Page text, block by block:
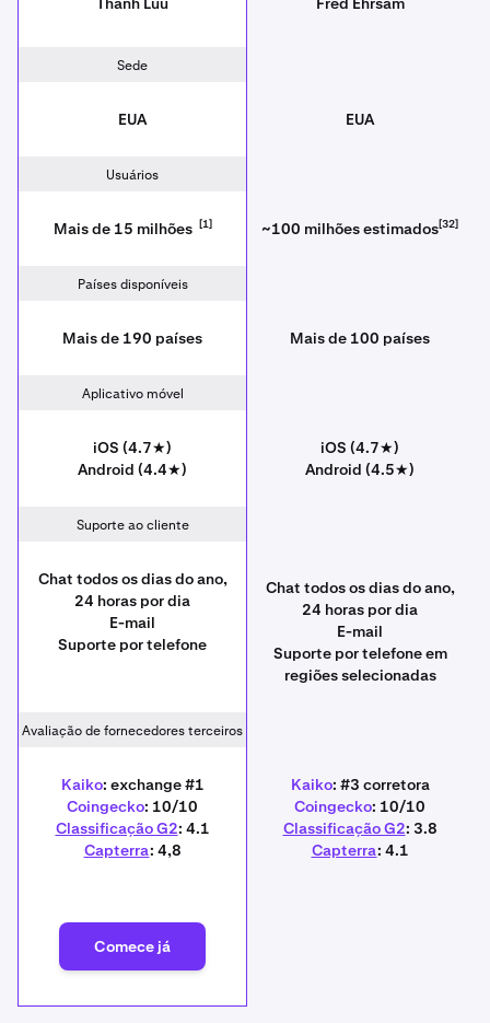
Sede
EUA EUA
Usuários
Mais de 15 milhões [1] ~100 milhões estimados[32]
Países disponíveis
Mais de 190 países Mais de 100 países
Aplicativo móvel
iOS (4.7★)
Android (4.4★)
iOS (4.7★)
Android (4.5★)
Suporte ao cliente
Chat todos os dias do ano,
24 horas por dia
E-mail
Suporte por telefone
Chat todos os dias do ano,
24 horas por dia
E-mail
Suporte por telefone em
regiões selecionadas
Avaliação de fornecedores terceiros
Kaiko: exchange #1
Coingecko: 10/10
Classificação G2: 4.1
Capterra: 4,8
Kaiko: #3 corretora
Coingecko: 10/10
Classificação G2: 3.8
Capterra: 4.1
Comece já